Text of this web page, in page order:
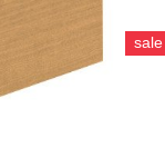
sale